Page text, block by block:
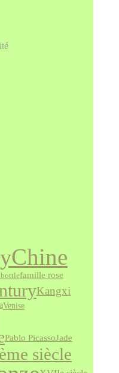
Chine
famille rose
Kangxi
Venise
Pablo PicassoJade
siècle